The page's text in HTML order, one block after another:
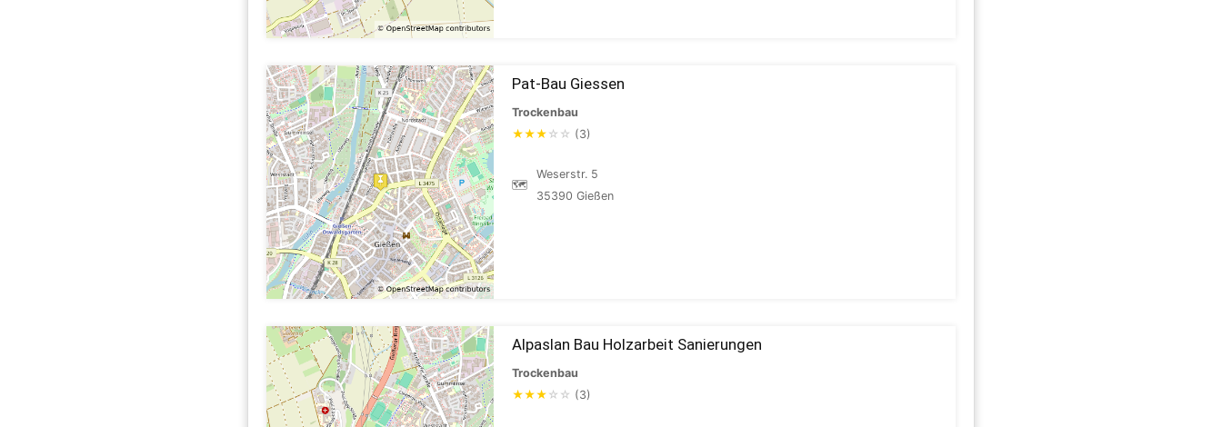
Pat-Bau Giessen
Trockenbau
★★★ ☆ ☆ (3)
🗺
Weserstr. 5
35390 Gießen
Alpaslan Bau Holzarbeit Sanierungen
Trockenbau
★★★ ☆ ☆ (3)